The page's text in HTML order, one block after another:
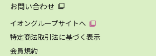
お問い合わせ
イオングループサイトへ
特定商法取引法に基づく表示
会員規約